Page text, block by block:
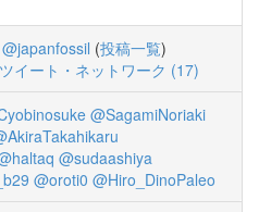
@japanfossil (投稿一覧)
イート・ネットワーク (17)
@SagamiNoriaki
@sudaashiya
@oroti0 @Hiro_DinoPaleo